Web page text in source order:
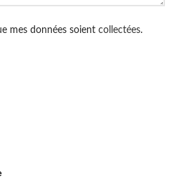
mes données soient collectées.